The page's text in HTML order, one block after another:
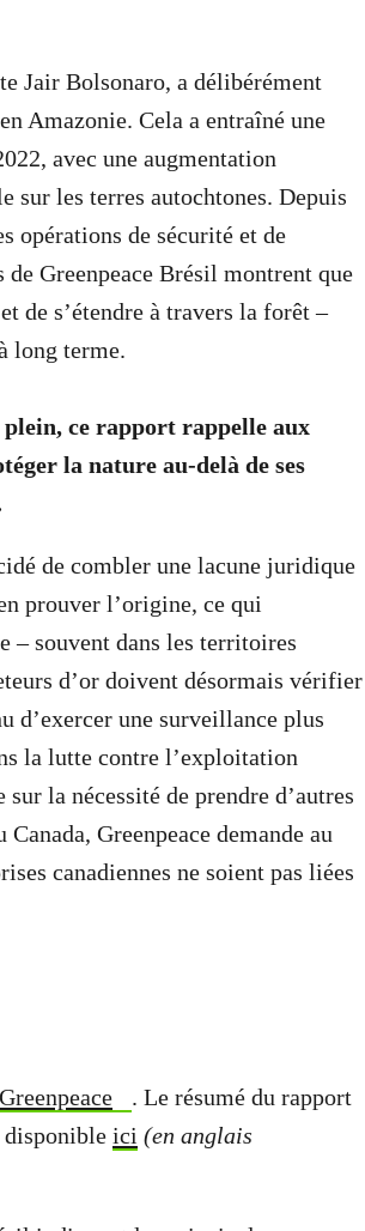
Jair Bolsonaro, a délibérément
Amazonie. Cela a entraîné une
avec une augmentation
sur les terres autochtones. Depuis
opérations de sécurité et de
Greenpeace Brésil montrent que
de s’étendre à travers la forêt –
long terme.
ce rapport rappelle aux
la nature au-delà de ses
de combler une lacune juridique
prouver l’origine, ce qui
– souvent dans les territoires
d’or doivent désormais vérifier
d’exercer une surveillance plus
la lutte contre l’exploitation
la nécessité de prendre d’autres
Greenpeace demande au
canadiennes ne soient pas liées
. Le résumé du rapport
disponible ici (en anglais